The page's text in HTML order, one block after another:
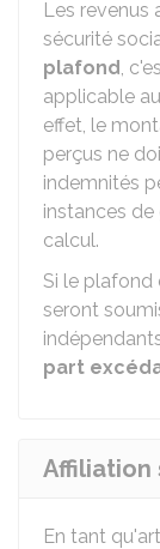
Les revenus
sécurité
plafond,
applicable
effet, le
perçus ne
indemnités
instances
calcul.
Si le plafond
seront
part
En tant